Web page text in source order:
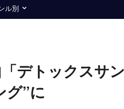
ル別
デトックスサ
”に